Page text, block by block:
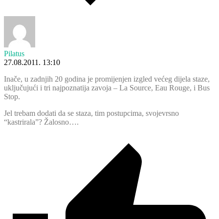
Pilatus
27.08.2011. 13:10
Inače, u zadnjih 20 godina je promijenjen izgled većeg dijela staze,
uključujući i tri najpoznatija zavoja – La Source, Eau Rouge, i Bus
Stop.
Jel trebam dodati da se staza, tim postupcima, svojevrsno
“kastrirala”? Žalosno….